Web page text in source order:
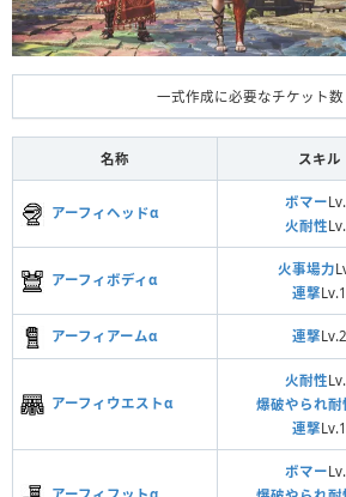
一式作成に必要なチケット数
名称 スキル
アーフィヘッドα
ボマー
火耐性
アーフィボディα
火事場力
連撃Lv.1
アーフィアームα 連撃Lv.2
アーフィウエストα
火耐性
爆破やられ耐
連撃Lv.1
ボマー